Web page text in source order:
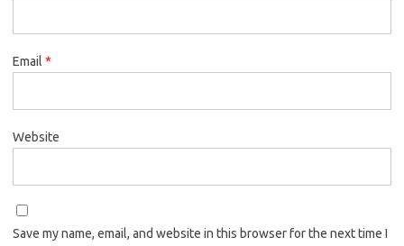
Email *
Website
Save my name, email, and website in this browser for the next time I